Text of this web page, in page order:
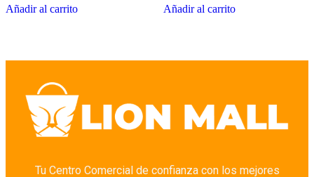
Añadir al carrito Añadir al carrito
Tu Centro Comercial de confianza con los mejores